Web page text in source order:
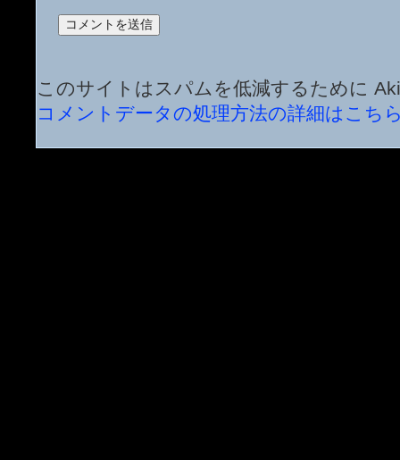
このサイトはスパムを低減するために
コメントデータの処理方法の詳細はこち